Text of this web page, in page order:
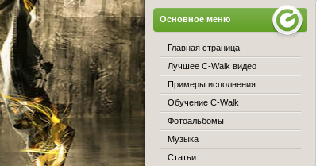
Основное меню
Главная страница
Лучшее C-Walk видео
Примеры исполнения
Обучение C-Walk
Фотоальбомы
Музыка
Статьи